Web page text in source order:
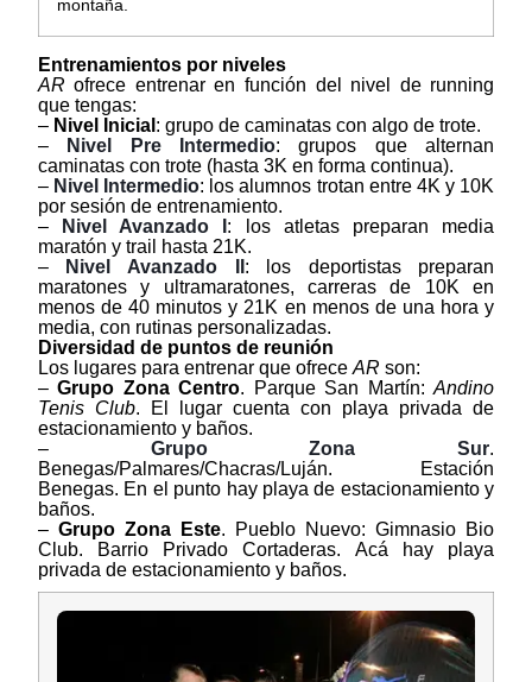
montaña.
Entrenamientos por niveles
AR ofrece entrenar en función del nivel de running
que tengas:
– Nivel Inicial : grupo de caminatas con algo de trote.
–
Nivel Pre Intermedio: grupos que alternan
caminatas con trote (hasta 3K en forma continua).
– Nivel Intermedio: los alumnos trotan entre 4K y 10K
por sesión de entrenamiento.
–
Nivel Avanzado I : los atletas preparan media
maratón y trail hasta 21K.
–
Nivel Avanzado II : los deportistas preparan
maratones y ultramaratones, carreras de 10K en
menos de 40 minutos y 21K en menos de una hora y
media, con rutinas personalizadas.
Diversidad de puntos de reunión
Los lugares para entrenar que ofrece AR son:
–Grupo Zona Centro. Parque San Martín:Andino
Tenis Club. El lugar cuenta con playa privada de
estacionamiento y baños.
– Grupo Zona Sur.
Benegas/Palmares/Chacras/Luján. Estación
Benegas. En el punto hay playa de estacionamiento y
baños.
– Grupo Zona Este. Pueblo Nuevo: Gimnasio Bio
Club. Barrio Privado Cortaderas. Acá hay playa
privada de estacionamiento y baños.